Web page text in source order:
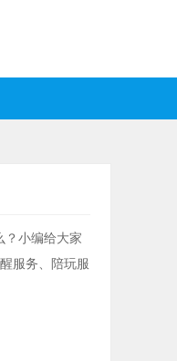
？小编给大家
服务、陪玩服